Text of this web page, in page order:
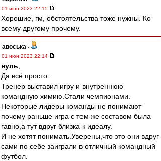
01 июн 2023 22:15
Хорошие, гм, обстоятельства тоже нужны. Ко
всему другому прочему.
авоська -
01 июн 2023 22:14
нуль
Да всё просто.
Тренер выставил игру и внутреннюю
командную химию.Стали чемпионами.
Некоторые лидеры команды не понимают
почему раньше игра с тем же составом была
гавно,а тут вдруг близка к идеалу.
И не хотят понимать.Уверены,что это они вдруг
сами по себе заиграли в отличный командный
футбол.